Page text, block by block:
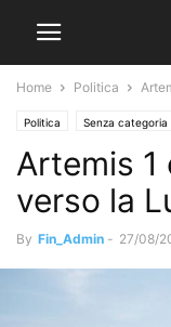
Home Politica
Politica Senza categoria
Artemis 1
verso la
By Fin_Admin - 27/08/